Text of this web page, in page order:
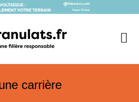
carrière